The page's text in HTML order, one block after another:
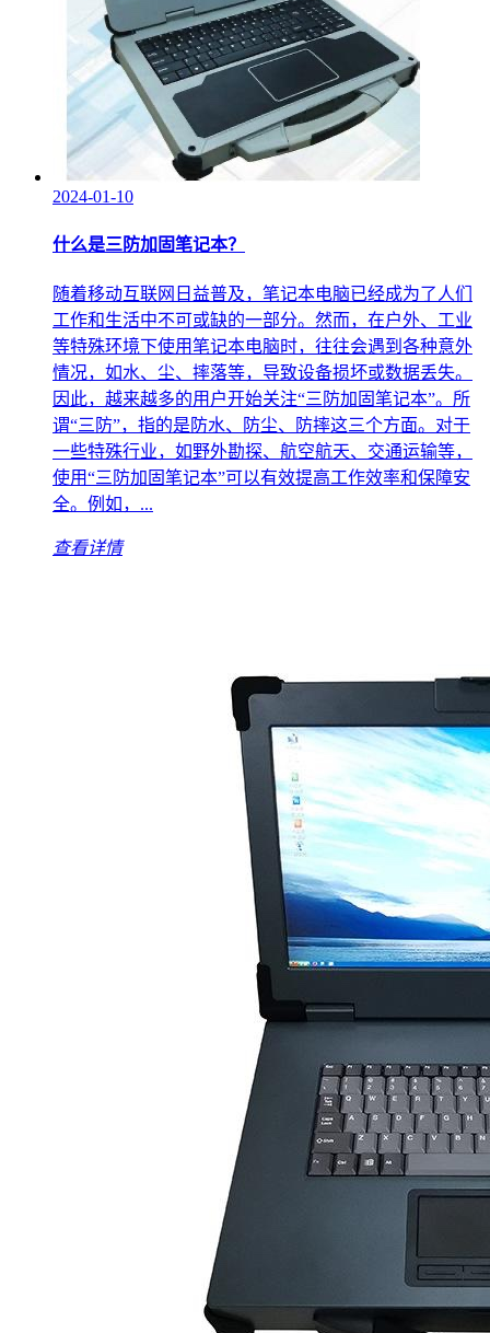
2024-01-10
什么是三防加固笔记本？
随着移动互联网日益普及，笔记本电脑已经成为了人们
工作和生活中不可或缺的一部分。然而，在户外、工业
等特殊环境下使用笔记本电脑时，往往会遇到各种意外
情况，如水、尘、摔落等，导致设备损坏或数据丢失。
因此，越来越多的用户开始关注“三防加固笔记本”。所
谓“三防”，指的是防水、防尘、防摔这三个方面。对于
一些特殊行业，如野外勘探、航空航天、交通运输等，
使用“三防加固笔记本”可以有效提高工作效率和保障安
全。例如，...
查看详情